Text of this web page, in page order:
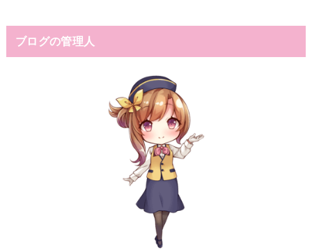
ブログの管理人